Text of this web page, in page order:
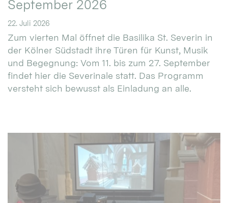
September 2026
22. Juli 2026
Zum vierten Mal öffnet die Basilika St. Severin in
der Kölner Südstadt ihre Türen für Kunst, Musik
und Begegnung: Vom 11. bis zum 27. September
findet hier die Severinale statt. Das Programm
versteht sich bewusst als Einladung an alle.